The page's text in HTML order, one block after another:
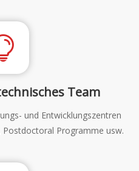
Team
und Entwicklungszentren
Programme usw.